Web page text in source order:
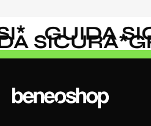
GUIDASICURA